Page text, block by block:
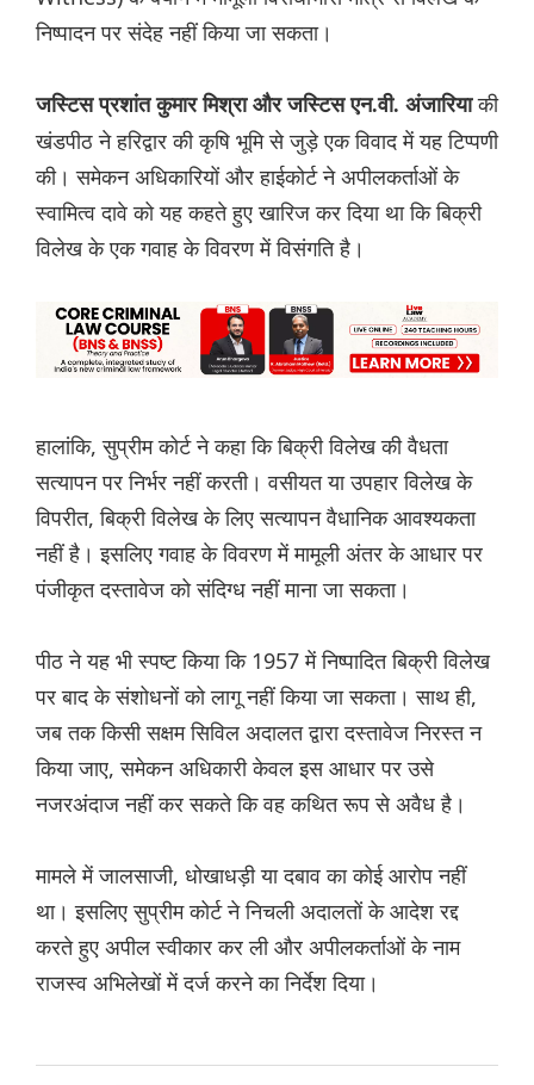
निष्पादन पर संदेह नहीं किया जा सकता।
जस्टिस प्रशांत कुमार मिश्रा और जस्टिस एन.वी. अंजारियाकी
खंडपीठ ने हरिद्वार की कृषि भूमि से जुड़े एक विवाद में यह टिप्पणी
की। समेकन अधिकारियों और हाईकोर्ट ने अपीलकर्ताओं के
स्वामित्व दावे को यह कहते हुए खारिज कर दिया था कि बिक्री
विलेख के एक गवाह के विवरण में विसंगति है।
हालांकि, सुप्रीम कोर्ट ने कहा कि बिक्री विलेख की वैधता
सत्यापन पर निर्भर नहीं करती। वसीयत या उपहार विलेख के
विपरीत, बिक्री विलेख के लिए सत्यापन वैधानिक आवश्यकता
नहीं है। इसलिए गवाह के विवरण में मामूली अंतर के आधार पर
पंजीकृत दस्तावेज को संदिग्ध नहीं माना जा सकता।
पीठ ने यह भी स्पष्ट किया कि 1957 में निष्पादित बिक्री विलेख
पर बाद के संशोधनों को लागू नहीं किया जा सकता। साथ ही,
जब तक किसी सक्षम सिविल अदालत द्वारा दस्तावेज निरस्त न
किया जाए, समेकन अधिकारी केवल इस आधार पर उसे
नजरअंदाज नहीं कर सकते कि वह कथित रूप से अवैध है।
मामले में जालसाजी, धोखाधड़ी या दबाव का कोई आरोप नहीं
था। इसलिए सुप्रीम कोर्ट ने निचली अदालतों के आदेश रद्द
करते हुए अपील स्वीकार कर ली और अपीलकर्ताओं के नाम
राजस्व अभिलेखों में दर्ज करने का निर्देश दिया।